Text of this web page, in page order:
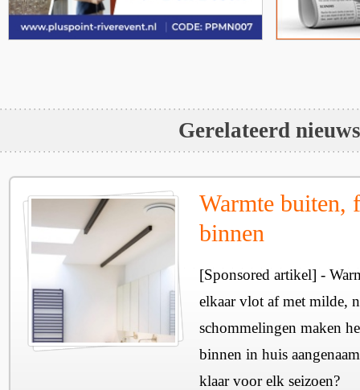
Gerelateerd nieuws
Warmte buiten,
binnen
[Sponsored artikel] -
elkaar vlot af met milde,
schommelingen maken
binnen in huis
klaar voor elk seizoen?